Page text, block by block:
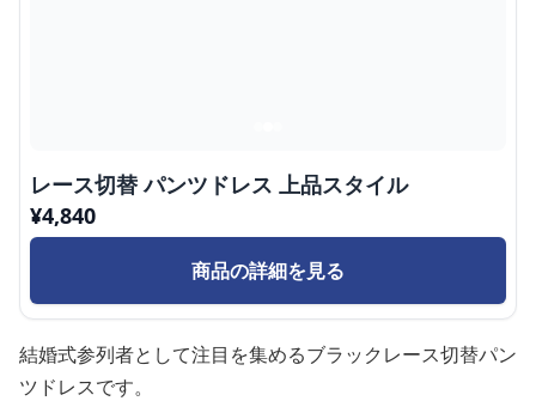
レース切替 パンツドレス 上品スタイル
¥4,840
商品の詳細を見る
結婚式参列者として注目を集めるブラックレース切替パン
ツドレスです。